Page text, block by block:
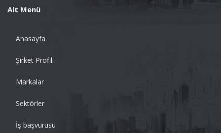
Alt Menü
Anasayfa
Şirket Profili
Markalar
Sektörler
İş başvurusu